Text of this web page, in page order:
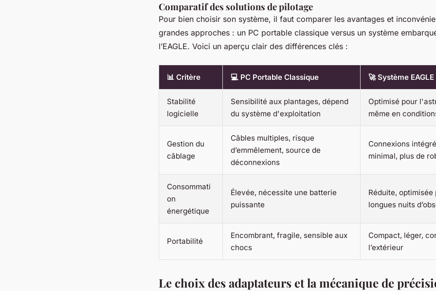
Comparatif des solutions de pilotage
Pour bien choisir son système, il faut comparer les avantages et
grandes approches : un PC portable classique versus un système
l’EAGLE. Voici un aperçu clair des différences clés :
📊 Critère 💻 PC Portable Classique 🚀 Système EAGLE
Stabilité
logicielle
Sensibilité aux plantages, dépend
du système d'exploitation
Optimisé pour
même en
Gestion du
câblage
Câbles multiples, risque
d’emmêlement, source de
déconnexions
Connexions
minimal, plus de
Consommati
on
énergétique
Élevée, nécessite une batterie
puissante
Réduite, optimisée
longues nuits
Portabilité
Encombrant, fragile, sensible aux
chocs
Compact, léger,
l’extérieur
Le choix des adaptateurs et la mécanique de